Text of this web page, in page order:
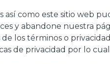
así como este sitio web
y abandone nuestra
los términos o
de privacidad por lo